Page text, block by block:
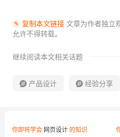
复制本文链接文章为作者独立
允许不得转载。
继续阅读本文相关话题
产品设计 经验分享
你即将学会 网页设计的知识